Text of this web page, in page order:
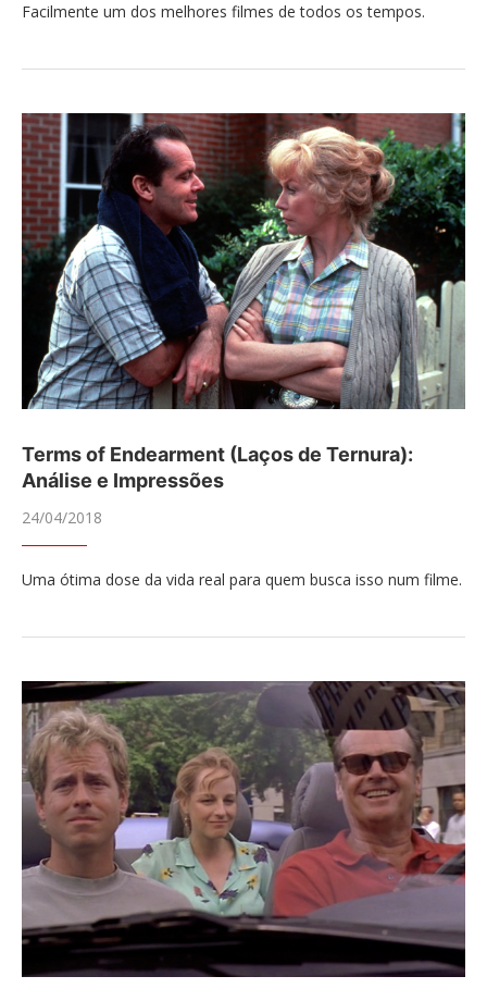
Facilmente um dos melhores filmes de todos os tempos.
Terms of Endearment (Laços de Ternura):
Análise e Impressões
24/04/2018
Uma ótima dose da vida real para quem busca isso num filme.